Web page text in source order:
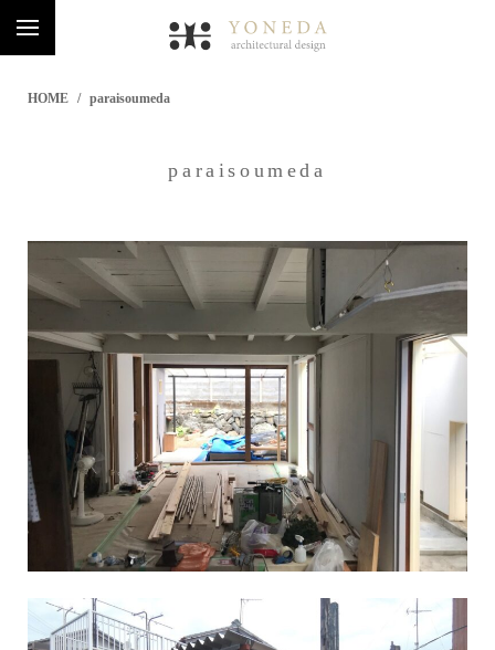
HOME paraisoumeda
paraisoumeda